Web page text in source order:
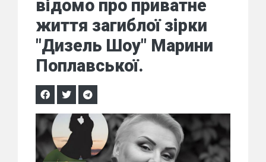
відомо про приватне
життя загиблої зірки
"Дизель Шоу" Марини
Поплавської.